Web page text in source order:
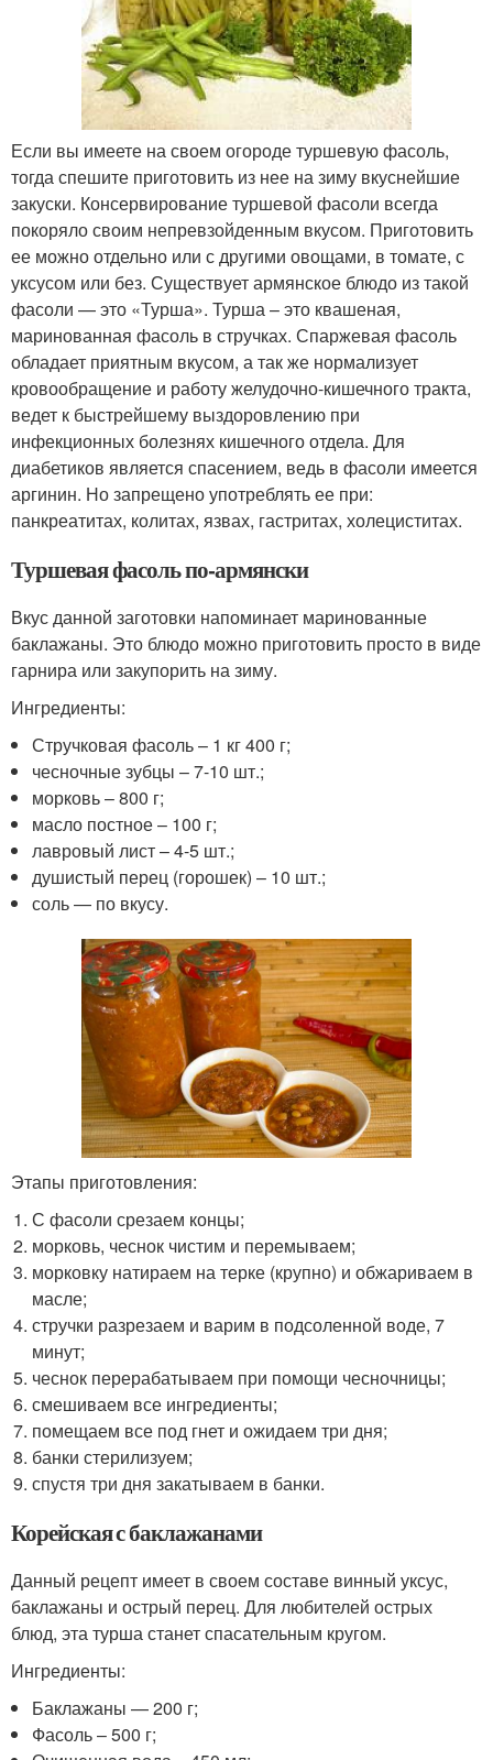
Если вы имеете на своем огороде туршевую фасоль,
тогда спешите приготовить из нее на зиму вкуснейшие
закуски. Консервирование туршевой фасоли всегда
покоряло своим непревзойденным вкусом. Приготовить
ее можно отдельно или с другими овощами, в томате, с
уксусом или без. Существует армянское блюдо из такой
фасоли — это «Турша». Турша – это квашеная,
маринованная фасоль в стручках. Спаржевая фасоль
обладает приятным вкусом, а так же нормализует
кровообращение и работу желудочно-кишечного тракта,
ведет к быстрейшему выздоровлению при
инфекционных болезнях кишечного отдела. Для
диабетиков является спасением, ведь в фасоли имеется
аргинин. Но запрещено употреблять ее при:
панкреатитах, колитах, язвах, гастритах, холециститах.
Туршевая фасоль по-армянски
Вкус данной заготовки напоминает маринованные
баклажаны. Это блюдо можно приготовить просто в виде
гарнира или закупорить на зиму.
Ингредиенты:
Стручковая фасоль – 1 кг 400 г;
чесночные зубцы – 7-10 шт.;
морковь – 800 г;
масло постное – 100 г;
лавровый лист – 4-5 шт.;
душистый перец (горошек) – 10 шт.;
соль — по вкусу.
Этапы приготовления:
С фасоли срезаем концы;
морковь, чеснок чистим и перемываем;
морковку натираем на терке (крупно) и обжариваем в
масле;
стручки разрезаем и варим в подсоленной воде, 7
минут;
чеснок перерабатываем при помощи чесночницы;
смешиваем все ингредиенты;
помещаем все под гнет и ожидаем три дня;
банки стерилизуем;
спустя три дня закатываем в банки.
Корейская с баклажанами
Данный рецепт имеет в своем составе винный уксус,
баклажаны и острый перец. Для любителей острых
блюд, эта турша станет спасательным кругом.
Ингредиенты:
Баклажаны — 200 г;
Фасоль – 500 г;